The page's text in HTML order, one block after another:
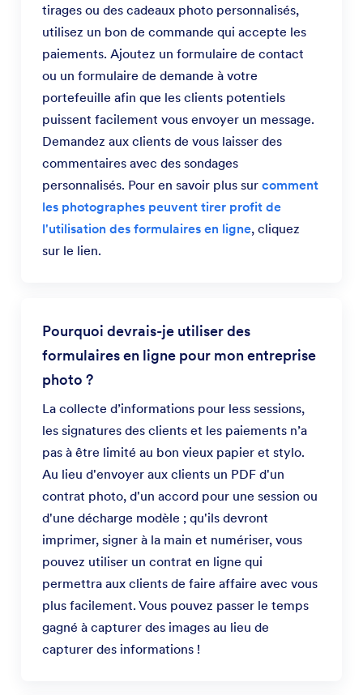
tirages ou des cadeaux photo personnalisés,
utilisez un bon de commande qui accepte les
paiements. Ajoutez un formulaire de contact
ou un formulaire de demande à votre
portefeuille afin que les clients potentiels
puissent facilement vous envoyer un message.
Demandez aux clients de vous laisser des
commentaires avec des sondages
personnalisés. Pour en savoir plus surcomment
les photographes peuvent tirer profit de
l'utilisation des formulaires en ligne, cliquez
sur le lien.
Pourquoi devrais-je utiliser des
formulaires en ligne pour mon entreprise
photo ?
La collecte d’informations pour less sessions,
les signatures des clients et les paiements n’a
pas à être limité au bon vieux papier et stylo.
Au lieu d'envoyer aux clients un PDF d'un
contrat photo, d'un accord pour une session ou
d'une décharge modèle ; qu'ils devront
imprimer, signer à la main et numériser, vous
pouvez utiliser un contrat en ligne qui
permettra aux clients de faire affaire avec vous
plus facilement. Vous pouvez passer le temps
gagné à capturer des images au lieu de
capturer des informations !